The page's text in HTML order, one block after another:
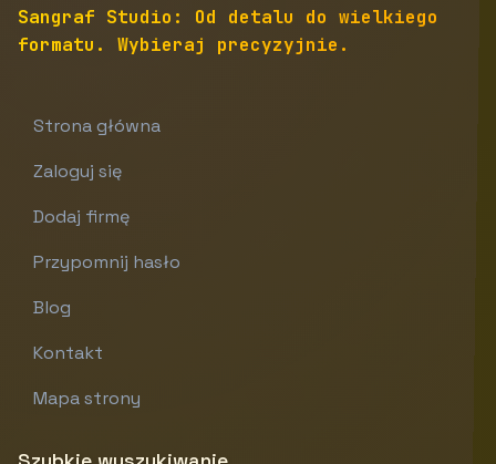
Sangraf Studio: Od detalu do wielkiego
formatu. Wybieraj precyzyjnie.
Strona główna
Zaloguj się
Dodaj firmę
Przypomnij hasło
Blog
Kontakt
Mapa strony